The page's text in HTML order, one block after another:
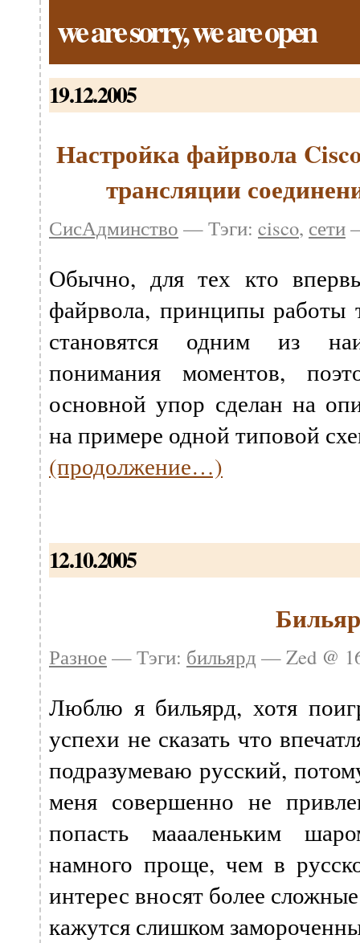
we are sorry, we are open
19.12.2005
Настройка файрвола
трансляции
СисАдминство — Тэги: cisco, сети
Обычно, для тех кто
файрвола, принципы работы
становятся одним из
понимания моментов,
основной упор сделан на
на примере одной типовой
(продолжение…)
12.10.2005
Разное— Тэги: бильярд — Zed @
Люблю я бильярд, хотя
успехи не сказать что
подразумеваю русский,
меня совершенно не
попасть маааленьким
намного проще, чем в
интерес вносят более
кажутся слишком